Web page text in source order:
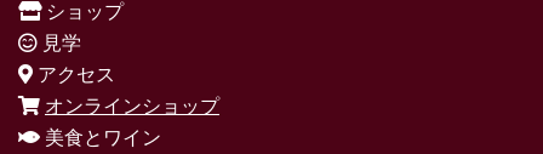
ショップ
見学
アクセス
オンラインショップ
美食とワイン